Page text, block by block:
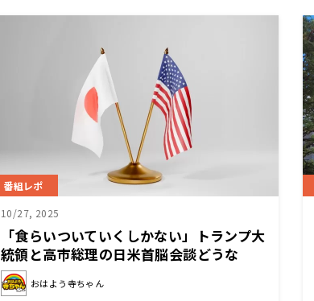
番組レポ
10/27, 2025
「食らいついていくしかない」トランプ大
統領と高市総理の日米首脳会談どうな
る？
おはよう寺ちゃん